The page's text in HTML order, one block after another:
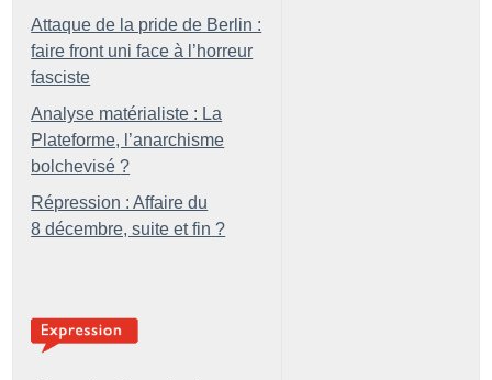
Attaque de la pride de Berlin :
faire front uni face à l’horreur
fasciste
Analyse matérialiste : La
Plateforme, l’anarchisme
bolchevisé ?
Répression : Affaire du
8 décembre, suite et fin ?